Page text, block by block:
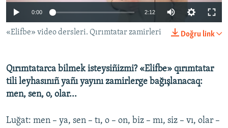
Українською
QOŞULIÑIZ!
RFE/RS bütün saytları
0:00 2:12
Doğru link
«Elifbe» video dersleri. Qırımtatar zamirleri
Qırımtatarca bilmek isteysiñizmi? «Elifbe» qırımtatar
tili leyhasınıñ yañı yayını zamirlerge bağışlanacaq:
men, sen, o, olar...
Luğat: men – ya, sen – tı, o – on, biz – mı, siz – vı, olar –